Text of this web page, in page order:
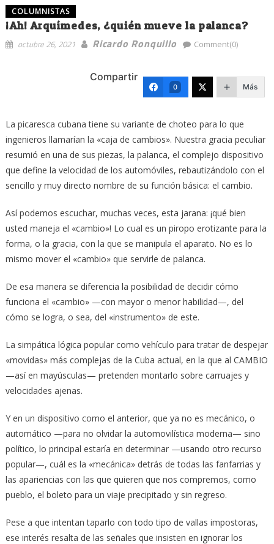
COLUMNISTAS
¡Ah! Arquímedes, ¿quién mueve la palanca?
octubre 26, 2021 Ricardo Ronquillo Comment(0)
Compartir
0 Más
La picaresca cubana tiene su variante de choteo para lo que
ingenieros llamarían la «caja de cambios». Nuestra gracia peculiar
resumió en una de sus piezas, la palanca, el complejo dispositivo
que define la velocidad de los automóviles, rebautizándolo con el
sencillo y muy directo nombre de su función básica: el cambio.
Así podemos escuchar, muchas veces, esta jarana: ¡qué bien
usted maneja el «cambio»! Lo cual es un piropo erotizante para la
forma, o la gracia, con la que se manipula el aparato. No es lo
mismo mover el «cambio» que servirle de palanca.
De esa manera se diferencia la posibilidad de decidir cómo
funciona el «cambio» —con mayor o menor habilidad—, del
cómo se logra, o sea, del «instrumento» de este.
La simpática lógica popular como vehículo para tratar de despejar
«movidas» más complejas de la Cuba actual, en la que al CAMBIO
—así en mayúsculas— pretenden montarlo sobre carruajes y
velocidades ajenas.
Y en un dispositivo como el anterior, que ya no es mecánico, o
automático —para no olvidar la automovilística moderna— sino
político, lo principal estaría en determinar —usando otro recurso
popular—, cuál es la «mecánica» detrás de todas las fanfarrias y
las apariencias con las que quieren que nos compremos, como
pueblo, el boleto para un viaje precipitado y sin regreso.
Pese a que intentan taparlo con todo tipo de vallas impostoras,
ese interés resalta de las señales que insisten en ignorar los